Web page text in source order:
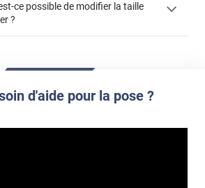
cet article
pose
enlever et stocker
pour vitre
ce possible de modifier la taille
?
d'aide pour la pose ?